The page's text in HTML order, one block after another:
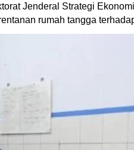
Jenderal Strategi
rumah tangga